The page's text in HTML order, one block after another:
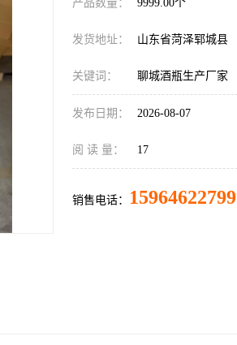
产品数量： 9999.00个
发货地址： 山东省菏泽郓城县
关键词： 聊城酒瓶生产厂家
发布日期： 2026-08-07
阅 读 量： 17
销售电话： 15964622799